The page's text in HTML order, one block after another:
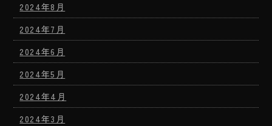
2024年8月
2024年7月
2024年6月
2024年5月
2024年4月
2024年3月